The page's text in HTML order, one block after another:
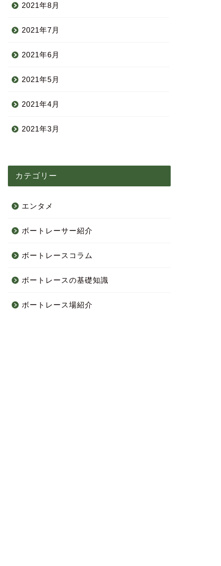
2021年8月
2021年7月
2021年6月
2021年5月
2021年4月
2021年3月
カテゴリー
エンタメ
ボートレーサー紹介
ボートレースコラム
ボートレースの基礎知識
ボートレース場紹介